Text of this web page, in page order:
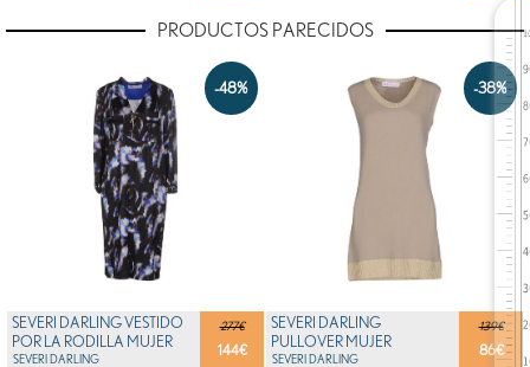
PRODUCTOS PARECIDOS
-48%
277€
144€
SEVERI DARLING VESTIDO
POR LA RODILLA MUJER
SEVERI DARLING
-38%
139€
86€
SEVERI DARLING
PULLOVER MUJER
SEVERI DARLING